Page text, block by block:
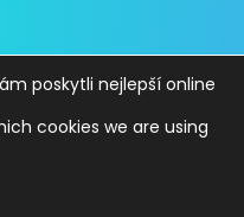
poskytli nejlepší online
cookies we are using